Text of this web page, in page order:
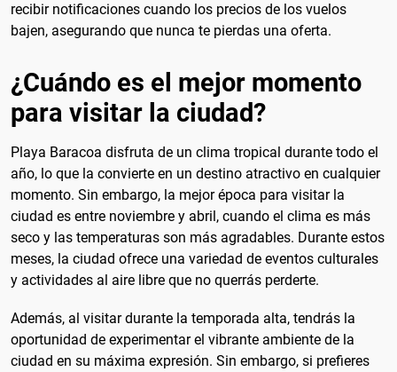
recibir notificaciones cuando los precios de los vuelos
bajen, asegurando que nunca te pierdas una oferta.
¿Cuándo es el mejor momento
para visitar la ciudad?
Playa Baracoa disfruta de un clima tropical durante todo el
año, lo que la convierte en un destino atractivo en cualquier
momento. Sin embargo, la mejor época para visitar la
ciudad es entre noviembre y abril, cuando el clima es más
seco y las temperaturas son más agradables. Durante estos
meses, la ciudad ofrece una variedad de eventos culturales
y actividades al aire libre que no querrás perderte.
Además, al visitar durante la temporada alta, tendrás la
oportunidad de experimentar el vibrante ambiente de la
ciudad en su máxima expresión. Sin embargo, si prefieres